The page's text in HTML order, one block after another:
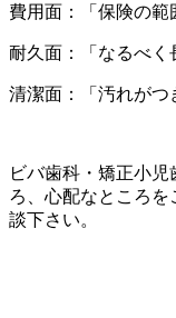
費用面：「保険の範
耐久面：「なるべく
清潔面：「汚れがつ
ビバ歯科・矯正小
ろ、心配なところ
談下さい。